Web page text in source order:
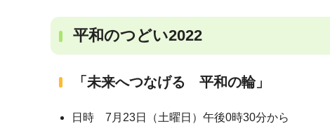
平和のつどい2022
「未来へつなげる 平和の輪」
日時 7月23日（土曜日）午後0時30分から